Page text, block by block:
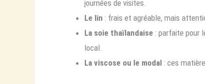
journées de visites.
Le lin : frais et agréable, mais
La soie thaïlandaise : parfaite pour
local.
La viscose ou le modal : ces